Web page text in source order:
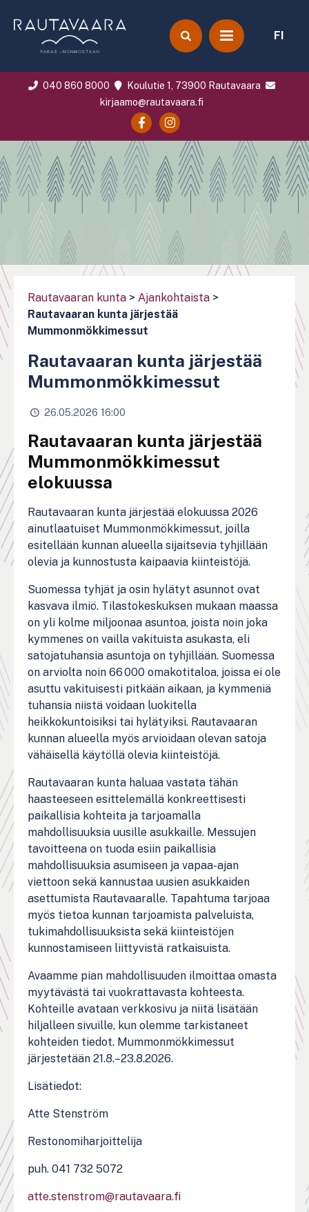
FI
040 860 8000
Koulutie 1, 73900 Rautavaara
kirjaamo@rautavaara.fi
Rautavaaran kunta > Ajankohtaista >
Rautavaaran kunta järjestää
Mummonmökkimessut
Rautavaaran kunta järjestää
Mummonmökkimessut
26.05.2026 16:00
Rautavaaran kunta järjestää
Mummonmökkimessut
elokuussa
Rautavaaran kunta järjestää elokuussa 2026
ainutlaatuiset Mummonmökkimessut, joilla
esitellään kunnan alueella sijaitsevia tyhjillään
olevia ja kunnostusta kaipaavia kiinteistöjä.
Suomessa tyhjät ja osin hylätyt asunnot ovat
kasvava ilmiö. Tilastokeskuksen mukaan maassa
on yli kolme miljoonaa asuntoa, joista noin joka
kymmenes on vailla vakituista asukasta, eli
satojatuhansia asuntoja on tyhjillään. Suomessa
on arviolta noin 66 000 omakotitaloa, joissa ei ole
asuttu vakituisesti pitkään aikaan, ja kymmeniä
tuhansia niistä voidaan luokitella
heikkokuntoisiksi tai hylätyiksi. Rautavaaran
kunnan alueella myös arvioidaan olevan satoja
vähäisellä käytöllä olevia kiinteistöjä.
Rautavaaran kunta haluaa vastata tähän
haasteeseen esittelemällä konkreettisesti
paikallisia kohteita ja tarjoamalla
mahdollisuuksia uusille asukkaille. Messujen
tavoitteena on tuoda esiin paikallisia
mahdollisuuksia asumiseen ja vapaa-ajan
viettoon sekä kannustaa uusien asukkaiden
asettumista Rautavaaralle. Tapahtuma tarjoaa
myös tietoa kunnan tarjoamista palveluista,
tukimahdollisuuksista sekä kiinteistöjen
kunnostamiseen liittyvistä ratkaisuista.
Avaamme pian mahdollisuuden ilmoittaa omasta
myytävästä tai vuokrattavasta kohteesta.
Kohteille avataan verkkosivu ja niitä lisätään
hiljalleen sivuille, kun olemme tarkistaneet
kohteiden tiedot. Mummonmökkimessut
järjestetään 21.8.–23.8.2026.
Lisätiedot:
Atte Stenström
Restonomiharjoittelija
puh. 041 732 5072
atte.stenstrom@rautavaara.fi